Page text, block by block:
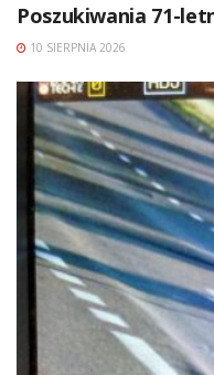
Poszukiwania 71-
10 SIERPNIA 2026